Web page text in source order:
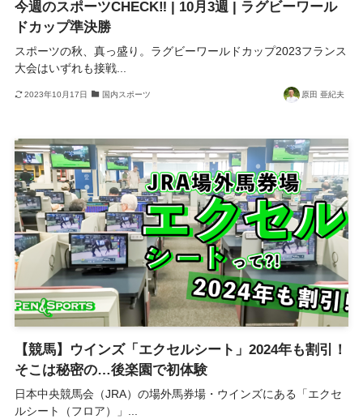
今週のスポーツCHECK‼ | 10月3週 | ラグビーワール
ドカップ準決勝
スポーツの秋、真っ盛り。ラグビーワールドカップ2023フランス
大会はいずれも接戦...
2023年10月17日 国内スポーツ 原田 亜紀夫
【競馬】ウインズ「エクセルシート」2024年も割引！
そこは秘密の…後楽園で初体験
日本中央競馬会（JRA）の場外馬券場・ウインズにある「エクセ
ルシート（フロア）」...